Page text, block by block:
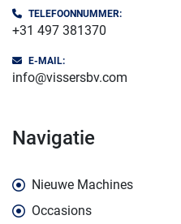
TELEFOONNUMMER:
+31 497 381370
E-MAIL:
info@vissersbv.com
navigatie
Nieuwe Machines
Occasions